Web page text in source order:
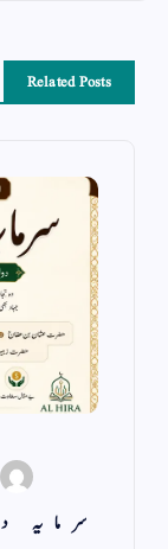
Related Posts
سرمایہ